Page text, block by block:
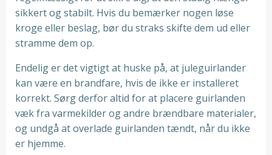
sikkert og stabilt. Hvis du bemærker nogen løse
kroge eller beslag, bør du straks skifte dem ud eller
stramme dem op.
Endelig er det vigtigt at huske på, at juleguirlander
kan være en brandfare, hvis de ikke er installeret
korrekt. Sørg derfor altid for at placere guirlanden
væk fra varmekilder og andre brændbare materialer,
og undgå at overlade guirlanden tændt, når du ikke
er hjemme.